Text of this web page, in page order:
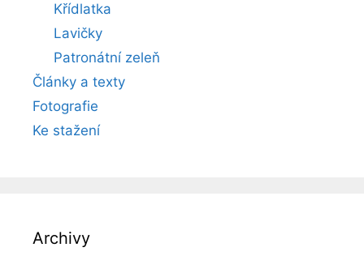
Křídlatka
Lavičky
Patronátní zeleň
Články a texty
Fotografie
Ke stažení
Archivy